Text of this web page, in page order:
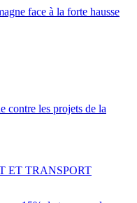
face à la forte hausse
contre les projets de la
ET TRANSPORT